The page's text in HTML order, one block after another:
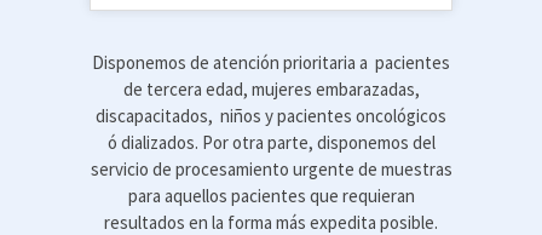
Disponemos de atención prioritaria a pacientes
de tercera edad, mujeres embarazadas,
discapacitados, niños y pacientes oncológicos
ó dializados. Por otra parte, disponemos del
servicio de procesamiento urgente de muestras
para aquellos pacientes que requieran
resultados en la forma más expedita posible.